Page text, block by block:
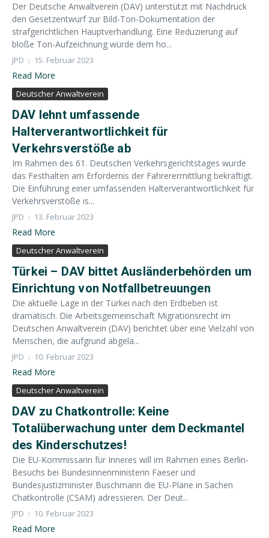
Der Deutsche Anwaltverein (DAV) unterstützt mit Nachdruck
den Gesetzentwurf zur Bild-Ton-Dokumentation der
strafgerichtlichen Hauptverhandlung. Eine Reduzierung auf
bloße Ton-Aufzeichnung würde dem ho...
JPD 15. Februar 2023
Read More
Deutscher Anwaltverein
DAV lehnt umfassende
Halterverantwortlichkeit für
Verkehrsverstöße ab
Im Rahmen des 61. Deutschen Verkehrsgerichtstages wurde
das Festhalten am Erfordernis der Fahrerermittlung bekräftigt.
Die Einführung einer umfassenden Halterverantwortlichkeit für
Verkehrsverstöße is...
JPD 13. Februar 2023
Read More
Deutscher Anwaltverein
Türkei – DAV bittet Ausländerbehörden um
Einrichtung von Notfallbetreuungen
Die aktuelle Lage in der Türkei nach den Erdbeben ist
dramatisch. Die Arbeitsgemeinschaft Migrationsrecht im
Deutschen Anwaltverein (DAV) berichtet über eine Vielzahl von
Menschen, die aufgrund abgela...
JPD 10. Februar 2023
Read More
Deutscher Anwaltverein
DAV zu Chatkontrolle: Keine
Totalüberwachung unter dem Deckmantel
des Kinderschutzes!
Die EU-Kommissarin für Inneres will im Rahmen eines Berlin-
Besuchs bei Bundesinnenministerin Faeser und
Bundesjustizminister Buschmann die EU-Pläne in Sachen
Chatkontrolle (CSAM) adressieren. Der Deut...
JPD 10. Februar 2023
Read More